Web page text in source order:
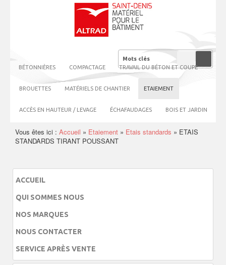
BÉTONNIÈRES COMPACTAGE TRAVAIL DU BÉTON ET COUPE
BROUETTES MATÉRIELS DE CHANTIER ETAIEMENT
ACCÈS EN HAUTEUR / LEVAGE ÉCHAFAUDAGES BOIS ET JARDIN
Vous êtes ici : Accueil » Etaiement » Etais standards » ETAIS
STANDARDS TIRANT POUSSANT
ACCUEIL
QUI SOMMES NOUS
NOS MARQUES
NOUS CONTACTER
SERVICE APRÈS VENTE